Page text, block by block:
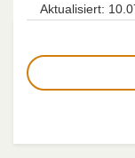
Aktualisiert: